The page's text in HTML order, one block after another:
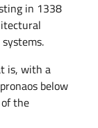
in 1338
is, with a
below
the